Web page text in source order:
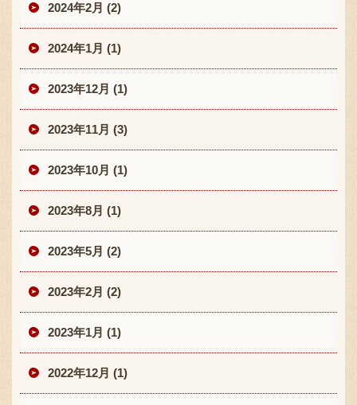
2024年2月 (2)
2024年1月 (1)
2023年12月 (1)
2023年11月 (3)
2023年10月 (1)
2023年8月 (1)
2023年5月 (2)
2023年2月 (2)
2023年1月 (1)
2022年12月 (1)